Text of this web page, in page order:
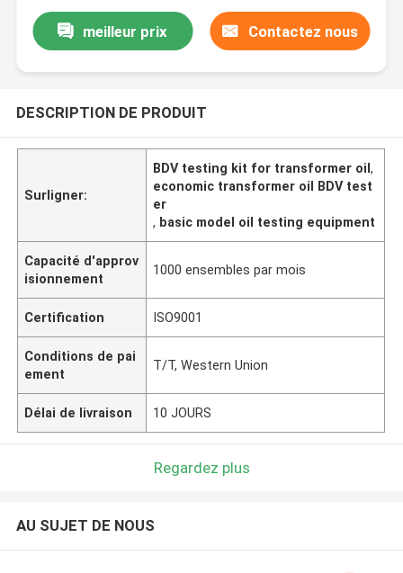
meilleur prix Contactez nous
DESCRIPTION DE PRODUIT
Surligner:
BDV testing kit for transformer oil,
economic transformer oil BDV test
er
, basic model oil testing equipment
Capacité d'approv
isionnement
1000 ensembles par mois
Certification ISO9001
Conditions de pai
ement
T/T, Western Union
Délai de livraison 10 JOURS
Regardez plus
AU SUJET DE NOUS